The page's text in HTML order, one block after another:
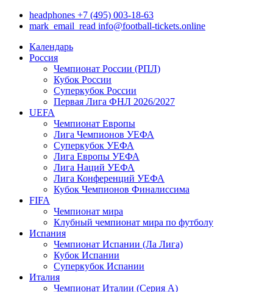
headphones +7 (495) 003-18-63
mark_email_read info@football-tickets.online
Календарь
Россия
Чемпионат России (РПЛ)
Кубок России
Суперкубок России
Первая Лига ФНЛ 2026/2027
UEFA
Чемпионат Европы
Лига Чемпионов УЕФА
Суперкубок УЕФА
Лига Европы УЕФА
Лига Наций УЕФА
Лига Конференций УЕФА
Кубок Чемпионов Финалиссима
FIFA
Чемпионат мира
Клубный чемпионат мира по футболу
Испания
Чемпионат Испании (Ла Лига)
Кубок Испании
Суперкубок Испании
Италия
Чемпионат Италии (Серия А)